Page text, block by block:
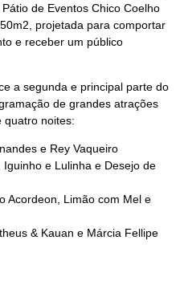
de Eventos Chico Coelho
projetada para comportar
e receber um público
a segunda e principal parte do
de grandes atrações
quatro noites:
e Rey Vaqueiro
e Lulinha e Desejo de
Acordeon, Limão com Mel e
& Kauan e Márcia Fellipe